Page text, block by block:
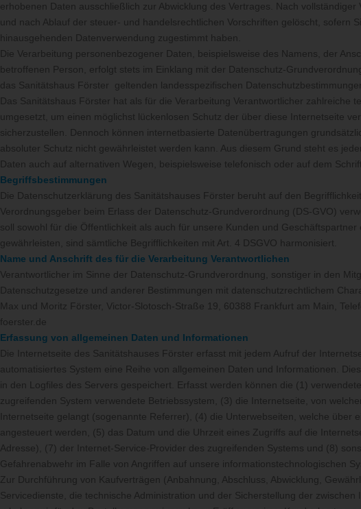
erhobenen Daten ausschließlich zur Abwicklung des Vertrages. Nach
und nach Ablauf der steuer- und handelsrechtlichen Vorschriften gelöscht, sofern
hinausgehenden Datenverwendung zugestimmt haben.
Die Verarbeitung personenbezogener Daten, beispielsweise des Namens, der
betroffenen Person, erfolgt stets im Einklang mit der Datenschutz-
das Sanitätshaus Förster geltenden landesspezifischen
Das Sanitätshaus Förster hat als für die Verarbeitung Verantwortlicher zahlreiche
umgesetzt, um einen möglichst lückenlosen Schutz der über diese Internetseite
sicherzustellen. Dennoch können internetbasierte Datenübertragungen
absoluter Schutz nicht gewährleistet werden kann. Aus diesem Grund steht es
Daten auch auf alternativen Wegen, beispielsweise telefonisch oder auf dem
Begriffsbestimmungen
Die Datenschutzerklärung des Sanitätshauses Förster beruht auf den
Verordnungsgeber beim Erlass der Datenschutz-Grundverordnung (DS-GVO)
soll sowohl für die Öffentlichkeit als auch für unsere Kunden und
gewährleisten, sind sämtliche Begrifflichkeiten mit Art. 4 DSGVO harmonisiert.
Name und Anschrift des für die Verarbeitung Verantwortlichen
Verantwortlicher im Sinne der Datenschutz-Grundverordnung, sonstiger in den
Datenschutzgesetze und anderer Bestimmungen mit datenschutzrechtlichem
Max und Moritz Förster, Victor-Slotosch-Straße 19, 60388 Frankfurt am Main,
foerster.de
Erfassung von allgemeinen Daten und Informationen
Die Internetseite des Sanitätshauses Förster erfasst mit jedem Aufruf der
automatisiertes System eine Reihe von allgemeinen Daten und Informationen.
in den Logfiles des Servers gespeichert. Erfasst werden können die (1)
zugreifenden System verwendete Betriebssystem, (3) die Internetseite, von
Internetseite gelangt (sogenannte Referrer), (4) die Unterwebseiten, welche über
angesteuert werden, (5) das Datum und die Uhrzeit eines Zugriffs auf die
Adresse), (7) der Internet-Service-Provider des zugreifenden Systems und (8)
Gefahrenabwehr im Falle von Angriffen auf unsere informationstechnologischen
Zur Durchführung von Kaufverträgen (Anbahnung, Abschluss, Abwicklung,
Servicedienste, die technische Administration und der Sicherstellung der